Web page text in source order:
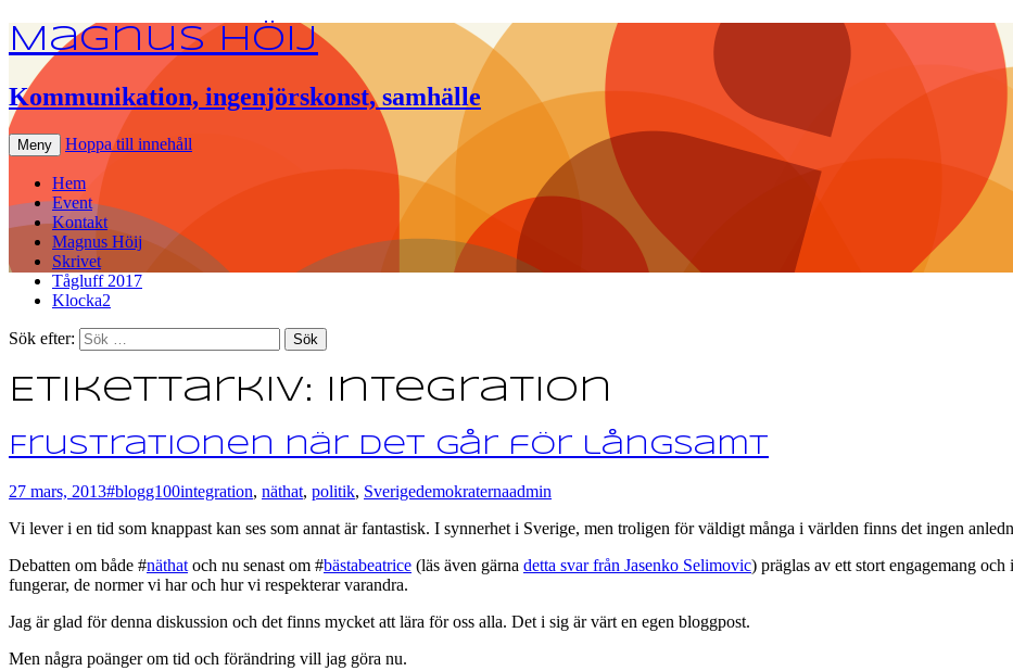
Magnus Höij
Kommunikation, ingenjörskonst, samhälle
Meny Hoppa till innehåll
Hem
Event
Kontakt
Magnus Höij
Skrivet
Tågluff 2017
Klocka2
Sök efter:
Etikettarkiv: integration
Frustrationen när det går för långsamt
27 mars, 2013#blogg100integration, näthat, politik, Sverigedemokraternaadmin
Vi lever i en tid som knappast kan ses som annat är fantastisk. I synnerhet i Sverige, men troligen för väldigt många i världen finns det ingen
Debatten om både #näthat och nu senast om #bästabeatrice (läs även gärna detta svar från Jasenko Selimovic) präglas av ett stort engagemang
fungerar, de normer vi har och hur vi respekterar varandra.
Jag är glad för denna diskussion och det finns mycket att lära för oss alla. Det i sig är värt en egen bloggpost.
Men några poänger om tid och förändring vill jag göra nu.